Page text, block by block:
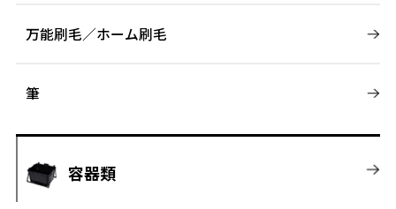
万能刷毛／ホーム刷毛
筆
容器類